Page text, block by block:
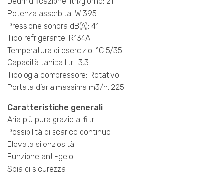
Potenza assorbita: W 395
Pressione sonora dB(A): 41
Tipo refrigerante: R134A
Temperatura di esercizio: °C 5/35
Capacità tanica litri: 3,3
Tipologia compressore: Rotativo
Portata d’aria massima m3/h: 225
Caratteristiche generali
Aria più pura grazie ai filtri
Possibilità di scarico continuo
Elevata silenziosità
Funzione anti-gelo
Spia di sicurezza